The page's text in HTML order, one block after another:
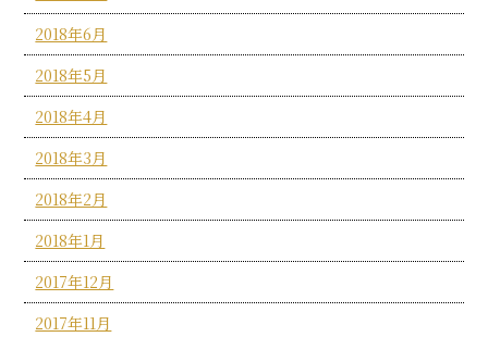
2018年6月
2018年5月
2018年4月
2018年3月
2018年2月
2018年1月
2017年12月
2017年11月